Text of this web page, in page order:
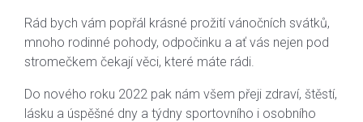
Rád bych vám popřál krásné prožití vánočních svátků,
mnoho rodinné pohody, odpočinku a ať vás nejen pod
stromečkem čekají věci, které máte rádi.
Do nového roku 2022 pak nám všem přeji zdraví, štěstí,
lásku a úspěšné dny a týdny sportovního i osobního